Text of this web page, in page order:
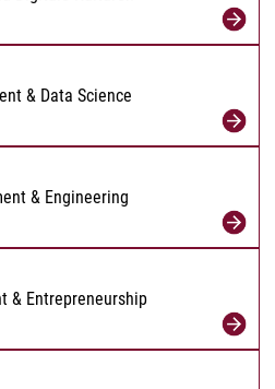
& Data Science
& Engineering
& Entrepreneurship